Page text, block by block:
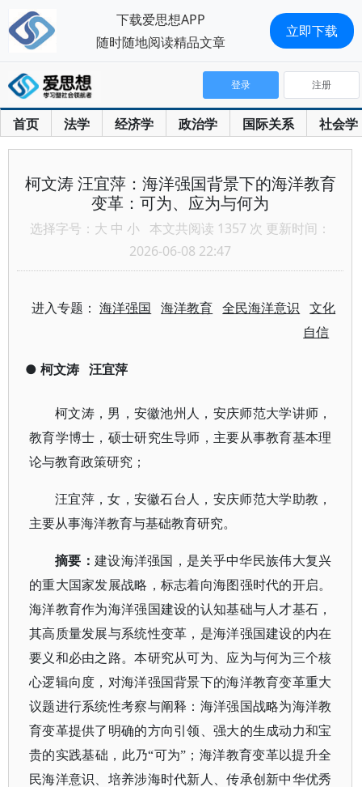
首页 法学 经济学 政治学 国际关系 社会学
登录 注册
柯文涛 汪宜萍：海洋强国背景下的海洋教育
变革：可为、应为与何为
选择字号： 大 中 小 本文共阅读 1357 次 更新时间：
2026-06-08 22:47
进入专题：海洋强国 海洋教育 全民海洋意识
文化
自信
● 柯文涛 汪宜萍
柯文涛，男，安徽池州人，安庆师范大学讲师，
教育学博士，硕士研究生导师，主要从事教育基本理
论与教育政策研究；
汪宜萍，女，安徽石台人，安庆师范大学助教，
主要从事海洋教育与基础教育研究。
摘要 ： 建设海洋强国，是关乎中华民族伟大复兴
的重大国家发展战略，标志着向海图强时代的开启。
海洋教育作为海洋强国建设的认知基础与人才基石，
其高质量发展与系统性变革，是海洋强国建设的内在
要义和必由之路。本研究从可为、应为与何为三个核
心逻辑向度，对海洋强国背景下的海洋教育变革重大
议题进行系统性考察与阐释：海洋强国战略为海洋教
育变革提供了明确的方向引领、强大的生成动力和宝
贵的实践基础，此乃“可为”；海洋教育变革以提升全
民海洋意识、培养涉海时代新人、传承创新中华优秀
下载爱思想APP
随时随地阅读精品文章
立即下载